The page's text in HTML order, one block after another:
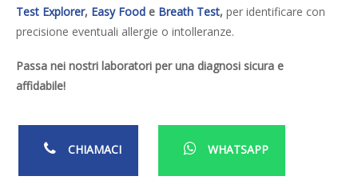
Test Explorer, Easy Food e Breath Test, per identificare con
precisione eventuali allergie o intolleranze.
Passa nei nostri laboratori per una diagnosi sicura e
affidabile!
CHIAMACI WHATSAPP